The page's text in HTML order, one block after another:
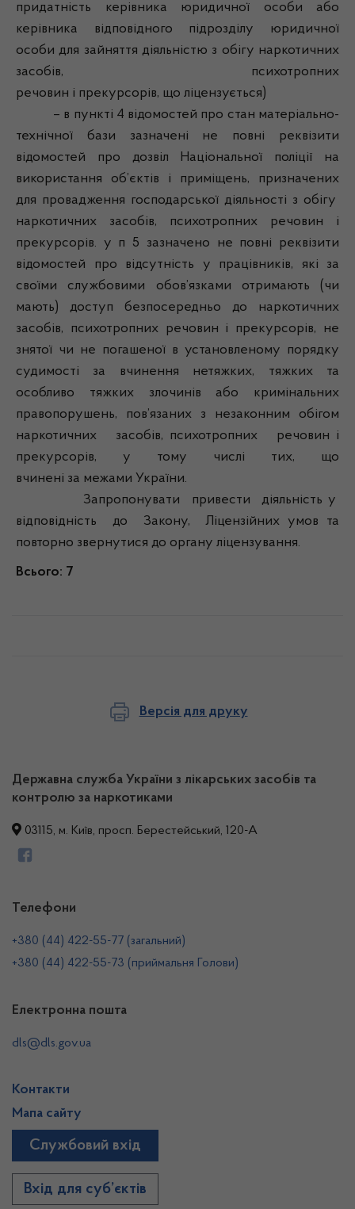
придатність керівника юридичної особи або
керівника відповідного підрозділу юридичної
особи для зайняття діяльністю з обігу наркотичних
засобів, психотропних
речовин і прекурсорів, що ліцензується)
– в пункті 4 відомостей про стан матеріально-
технічної бази зазначені не повні реквізити
відомостей про дозвіл Національної поліції на
використання об’єктів і приміщень, призначених
для провадження господарської діяльності з обігу
наркотичних засобів, психотропних речовин і
прекурсорів. у п 5 зазначено не повні реквізити
відомостей про відсутність у працівників, які за
своїми службовими обов’язками отримають (чи
мають) доступ безпосередньо до наркотичних
засобів, психотропних речовин і прекурсорів, не
знятої чи не погашеної в установленому порядку
судимості за вчинення нетяжких, тяжких та
особливо тяжких злочинів або кримінальних
правопорушень, пов’язаних з незаконним обігом
наркотичних засобів, психотропних речовин і
прекурсорів, у тому числі тих, що
вчинені за межами України.
Запропонувати привести діяльність у
відповідність до Закону, Ліцензійних умов та
повторно звернутися до органу ліцензування.
Всього: 7
Версія для друку
Державна служба України з лікарських засобів та
контролю за наркотиками
03115, м. Київ, просп. Берестейський, 120-А
Телефони
+380 (44) 422-55-77 (загальний)
+380 (44) 422-55-73 (приймальня Голови)
Електронна пошта
dls@dls.gov.ua
Контакти
Мапа сайту
Службовий вхід
Вхід для суб’єктів